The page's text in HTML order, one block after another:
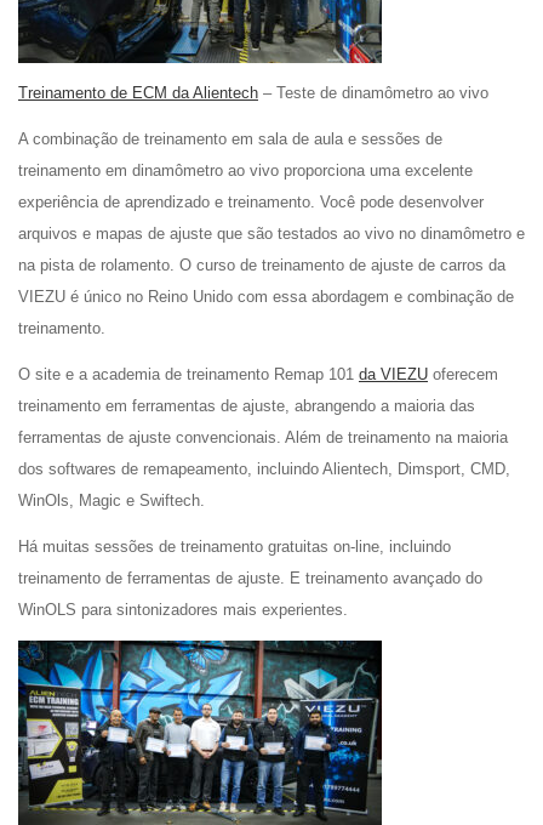
Treinamento de ECM da Alientech – Teste de dinamômetro ao vivo
A combinação de treinamento em sala de aula e sessões de
treinamento em dinamômetro ao vivo proporciona uma excelente
experiência de aprendizado e treinamento. Você pode desenvolver
arquivos e mapas de ajuste que são testados ao vivo no dinamômetro e
na pista de rolamento. O curso de treinamento de ajuste de carros da
VIEZU é único no Reino Unido com essa abordagem e combinação de
treinamento.
O site e a academia de treinamento Remap 101 da VIEZU oferecem
treinamento em ferramentas de ajuste, abrangendo a maioria das
ferramentas de ajuste convencionais. Além de treinamento na maioria
dos softwares de remapeamento, incluindo Alientech, Dimsport, CMD,
WinOls, Magic e Swiftech.
Há muitas sessões de treinamento gratuitas on-line, incluindo
treinamento de ferramentas de ajuste. E treinamento avançado do
WinOLS para sintonizadores mais experientes.